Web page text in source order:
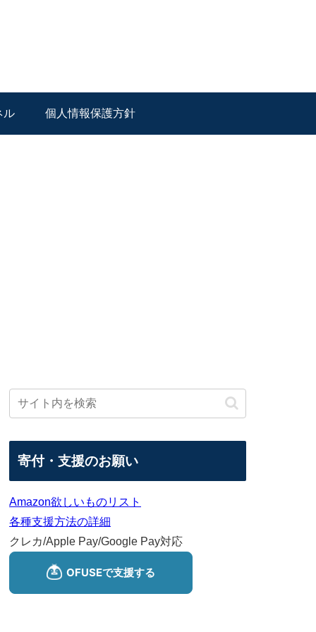
ル 個人情報保護方針
寄付・支援のお願い
Amazon欲しいものリスト
各種支援方法の詳細
クレカ/Apple Pay/Google Pay対応